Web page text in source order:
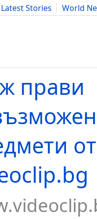
Latest Stories
World
Advice Science
прави